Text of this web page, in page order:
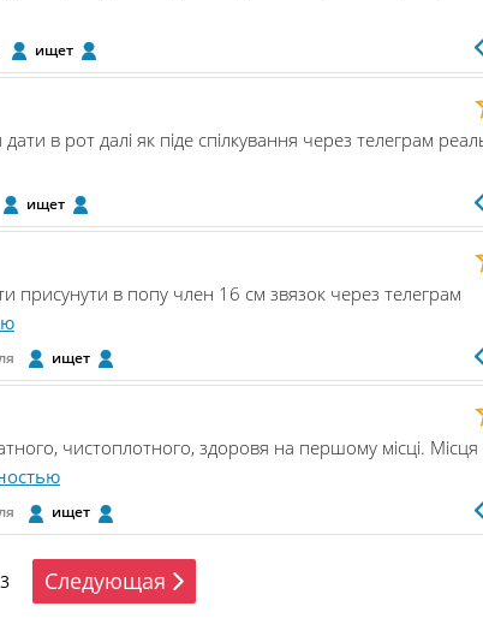
ищет
в рот далі як піде спілкування через телеграм
ищет
присунути в попу член 16 см звязок через телеграм
ищет
чистоплотного, здоровя на першому місці.
ищет
3 Следующая